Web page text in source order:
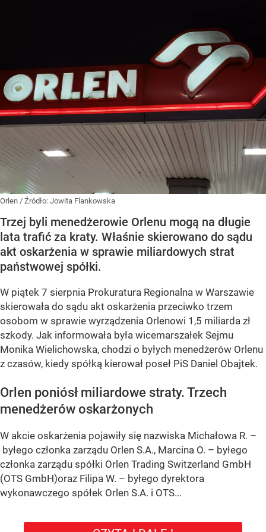
Orlen / Źródło: Jowita Flankowska
Trzej byli menedżerowie Orlenu mogą na długie
lata trafić za kraty. Właśnie skierowano do sądu
akt oskarżenia w sprawie miliardowych strat
państwowej spółki.
W piątek 7 sierpnia Prokuratura Regionalna w Warszawie
skierowała do sądu akt oskarżenia przeciwko trzem
osobom w sprawie wyrządzenia Orlenowi 1,5 miliarda zł
szkody. Jak informowała była wicemarszałek Sejmu
Monika Wielichowska, chodzi o byłych menedżerów Orlenu
z czasów, kiedy spółką kierował poseł PiS Daniel Obajtek.
Orlen poniósł miliardowe straty. Trzech
menedżerów oskarżonych
W akcie oskarżenia pojawiły się nazwiska Michałowa R. –
byłego członka zarządu Orlen S.A., Marcina O. – byłego
członka zarządu spółki Orlen Trading Switzerland GmbH
(OTS GmbH)oraz Filipa W. – byłego dyrektora
wykonawczego spółek Orlen S.A. i OTS...